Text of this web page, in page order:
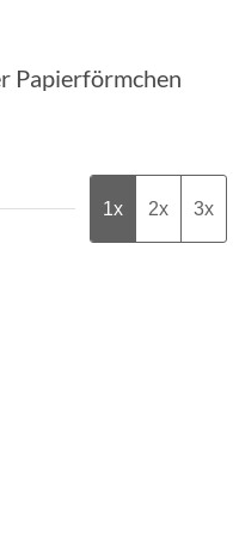
Papierförmchen
1x 2x 3x